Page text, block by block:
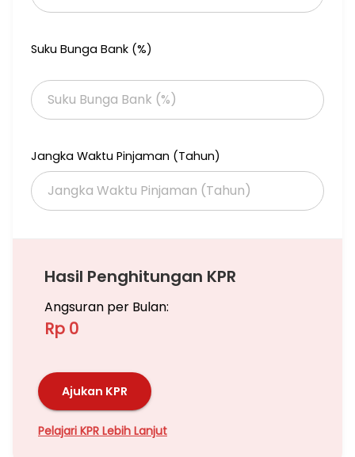
Suku Bunga Bank (%)
Jangka Waktu Pinjaman (Tahun)
Hasil Penghitungan KPR
Angsuran per Bulan:
Rp 0
Ajukan KPR
Pelajari KPR Lebih Lanjut